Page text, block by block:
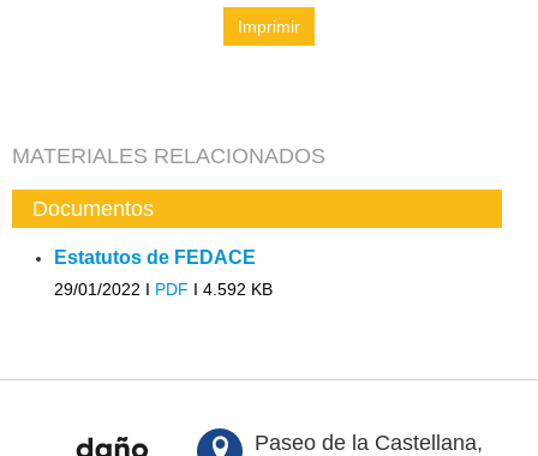
Imprimir
MATERIALES RELACIONADOS
Documentos
Estatutos de FEDACE
29/01/2022 I PDF I 4.592 KB
Paseo de la Castellana,